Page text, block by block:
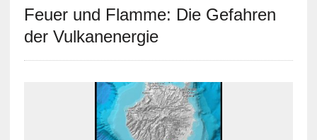
Feuer und Flamme: Die Gefahren
der Vulkanenergie